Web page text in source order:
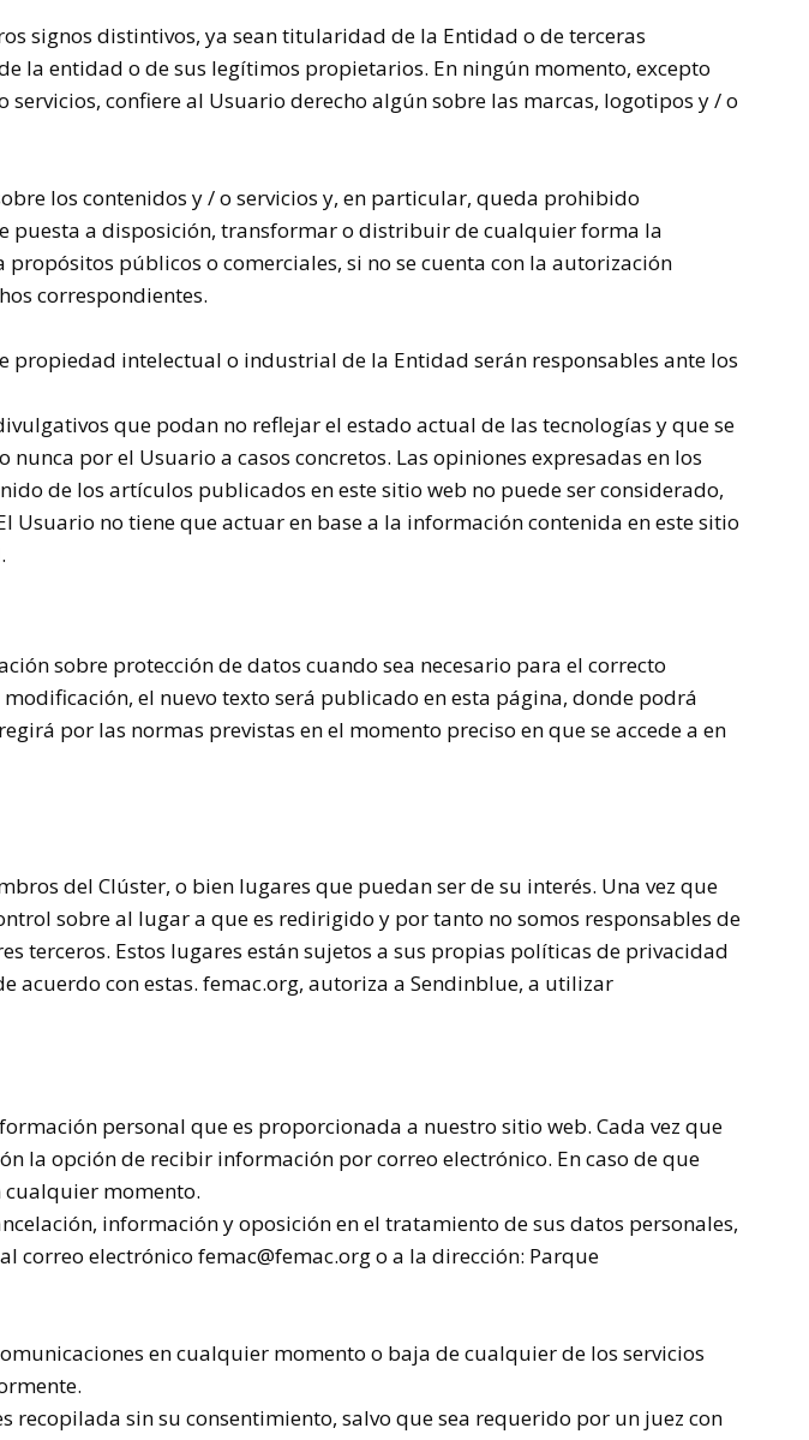
signos distintivos, ya sean titularidad de la Entidad o de terceras
la entidad o de sus legítimos propietarios. En ningún momento, excepto
confiere al Usuario derecho algún sobre las marcas, logotipos y / o
los contenidos y / o servicios y, en particular, queda prohibido
a disposición, transformar o distribuir de cualquier forma la
públicos o comerciales, si no se cuenta con la autorización
correspondientes.
propiedad intelectual o industrial de la Entidad serán responsables ante los
que podan no reflejar el estado actual de las tecnologías y que se
por el Usuario a casos concretos. Las opiniones expresadas en los
de los artículos publicados en este sitio web no puede ser considerado,
no tiene que actuar en base a la información contenida en este sitio
sobre protección de datos cuando sea necesario para el correcto
el nuevo texto será publicado en esta página, donde podrá
por las normas previstas en el momento preciso en que se accede a en
del Clúster, o bien lugares que puedan ser de su interés. Una vez que
sobre al lugar a que es redirigido y por tanto no somos responsables de
terceros. Estos lugares están sujetos a sus propias políticas de privacidad
acuerdo con estas. femac.org, autoriza a Sendinblue, a utilizar
personal que es proporcionada a nuestro sitio web. Cada vez que
la opción de recibir información por correo electrónico. En caso de que
cualquier momento.
información y oposición en el tratamiento de sus datos personales,
correo electrónico femac@femac.org o a la dirección: Parque
en cualquier momento o baja de cualquier de los servicios
sin su consentimiento, salvo que sea requerido por un juez con